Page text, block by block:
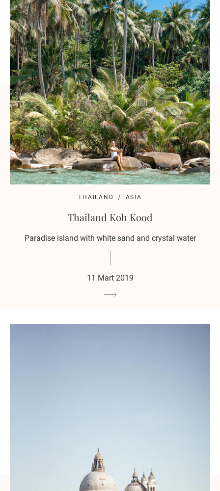
THAILAND ASIA
Thailand Koh Kood
Paradise island with white sand and crystal water
11 Mart 2019